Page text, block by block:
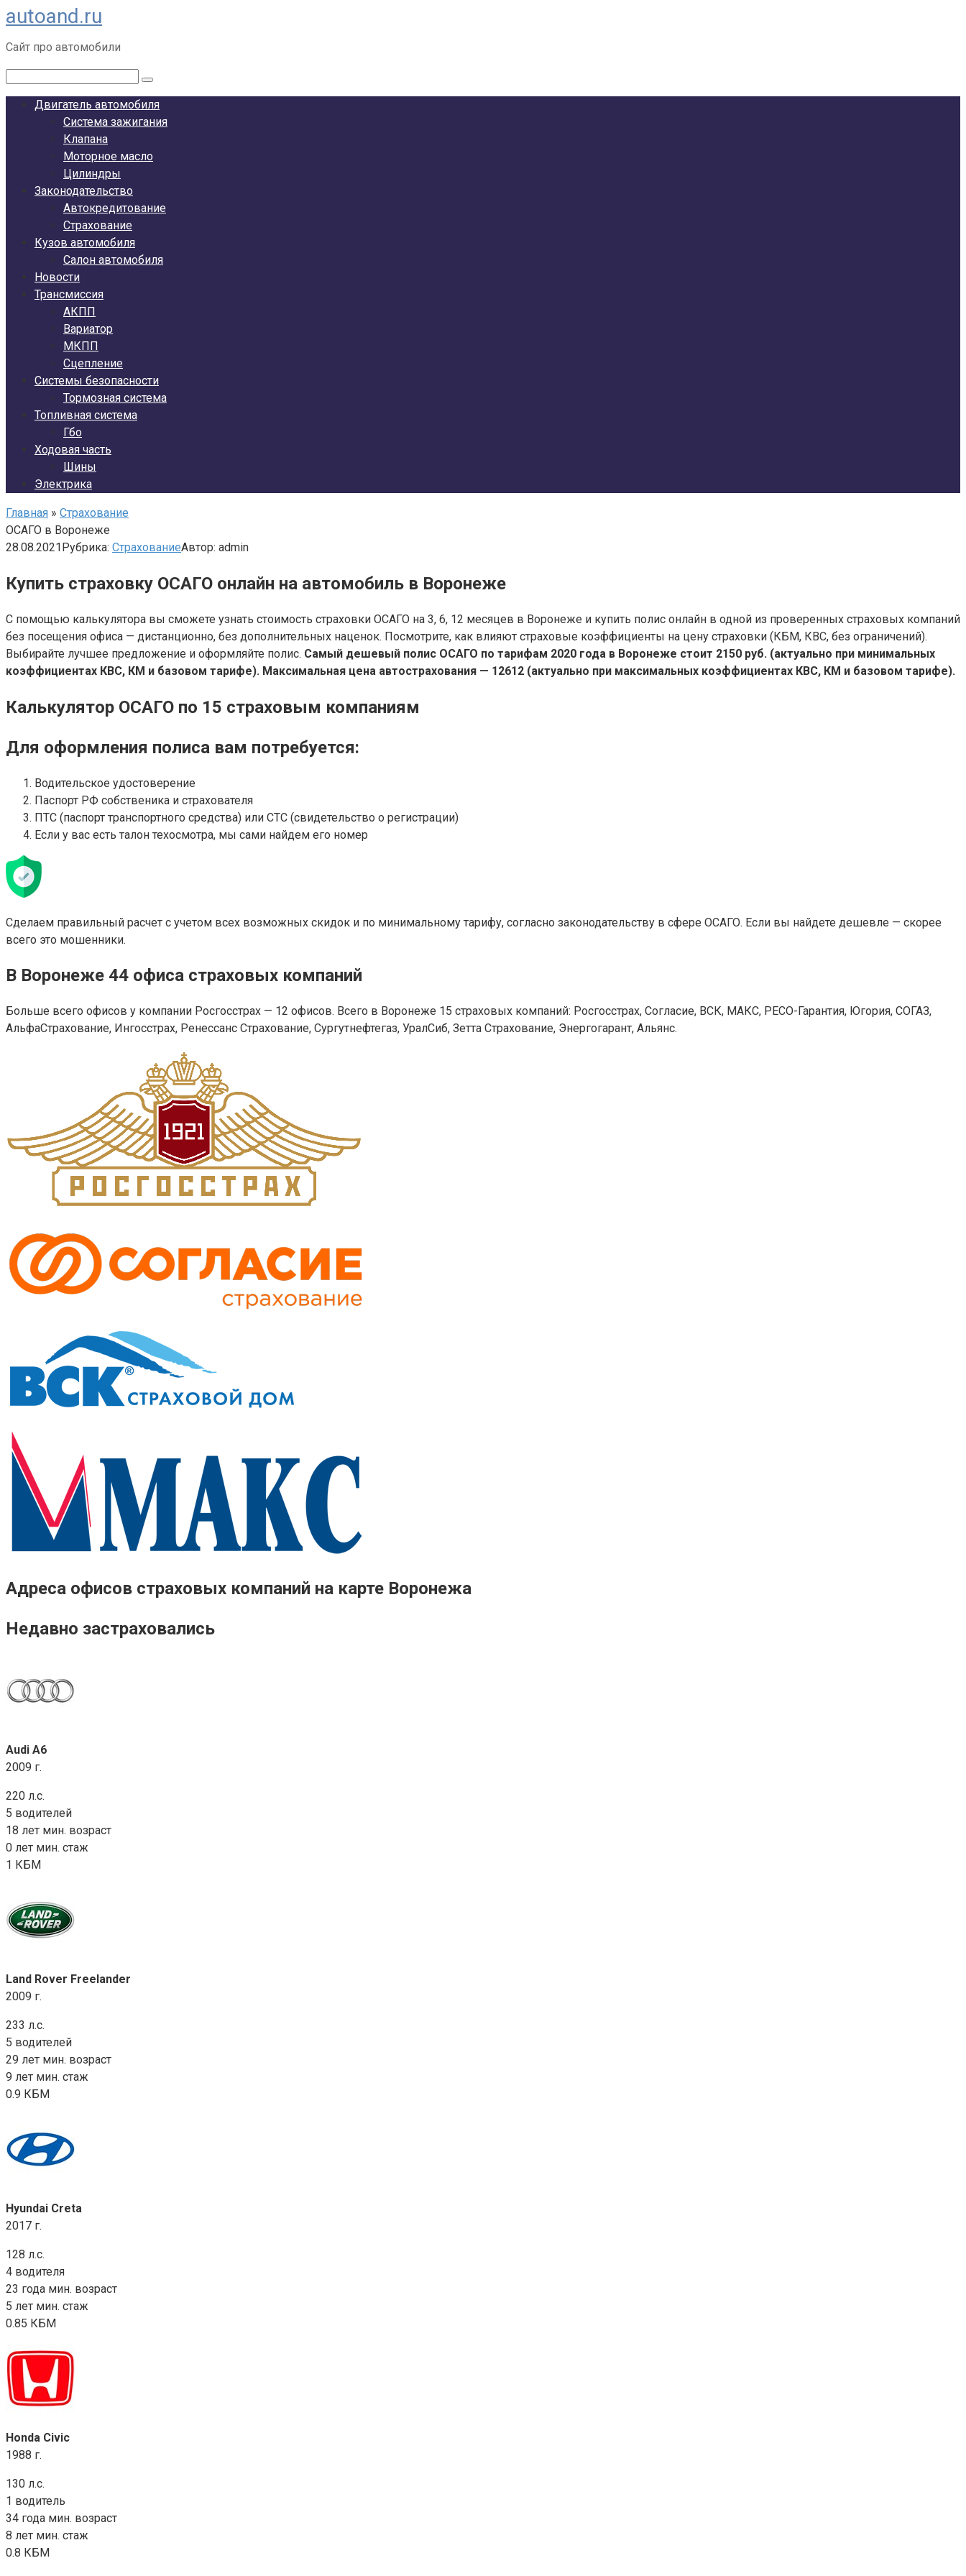
Перейти
к
контенту
autoand.ru
Сайт про автомобили
Двигатель автомобиля
Система зажигания
Клапана
Моторное масло
Цилиндры
Законодательство
Автокредитование
Страхование
Кузов автомобиля
Салон автомобиля
Новости
Трансмиссия
АКПП
Вариатор
МКПП
Сцепление
Системы безопасности
Тормозная система
Топливная система
Гбо
Ходовая часть
Шины
Электрика
Главная » Страхование
ОСАГО в Воронеже
28.08.2021Рубрика: СтрахованиеАвтор: admin
Купить страховку ОСАГО онлайн на автомобиль в Воронеже
С помощью калькулятора вы сможете узнать стоимость страховки ОСАГО на 3, 6, 12 месяцев в Воронеже и купить полис онлайн в одной из проверенных страховых компаний
без посещения офиса — дистанционно, без дополнительных наценок. Посмотрите, как влияют страховые коэффициенты на цену страховки (КБМ, КВС, без ограничений).
Выбирайте лучшее предложение и оформляйте полис. Самый дешевый полис ОСАГО по тарифам 2020 года в Воронеже стоит 2150 руб. (актуально при минимальных
коэффициентах КВС, КМ и базовом тарифе). Максимальная цена автострахования — 12612 (актуально при максимальных коэффициентах КВС, КМ и базовом тарифе).
Калькулятор ОСАГО по 15 страховым компаниям
Для оформления полиса вам потребуется:
Водительское удостоверение
Паспорт РФ собственика и страхователя
ПТС (паспорт транспортного средства) или СТС (свидетельство о регистрации)
Если у вас есть талон техосмотра, мы сами найдем его номер
Сделаем правильный расчет с учетом всех возможных скидок и по минимальному тарифу, согласно законодательству в сфере ОСАГО. Если вы найдете дешевле — скорее
всего это мошенники.
В Воронеже 44 офиса страховых компаний
Больше всего офисов у компании Росгосстрах — 12 офисов. Всего в Воронеже 15 страховых компаний: Росгосстрах, Согласие, ВСК, МАКС, РЕСО-Гарантия, Югория, СОГАЗ,
АльфаСтрахование, Ингосстрах, Ренессанс Страхование, Сургутнефтегаз, УралСиб, Зетта Страхование, Энергогарант, Альянс.
Адреса офисов страховых компаний на карте Воронежа
Недавно застраховались
Audi A6
2009 г.
220 л.с.
5 водителей
18 лет мин. возраст
0 лет мин. стаж
1 КБМ
Land Rover Freelander
2009 г.
233 л.с.
5 водителей
29 лет мин. возраст
9 лет мин. стаж
0.9 КБМ
Hyundai Creta
2017 г.
128 л.с.
4 водителя
23 года мин. возраст
5 лет мин. стаж
0.85 КБМ
Honda Civic
1988 г.
130 л.с.
1 водитель
34 года мин. возраст
8 лет мин. стаж
0.8 КБМ